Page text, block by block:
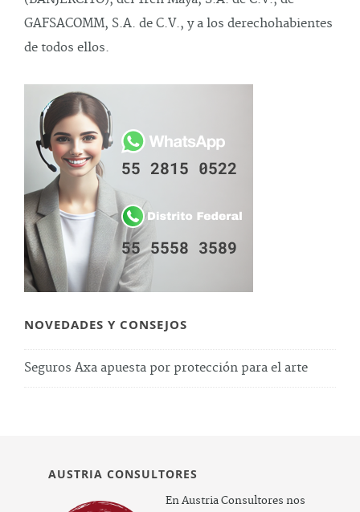
GAFSACOMM, S.A. de C.V., y a los derechohabientes
de todos ellos.
NOVEDADES Y CONSEJOS
Seguros Axa apuesta por protección para el arte
AUSTRIA CONSULTORES
En Austria Consultores nos